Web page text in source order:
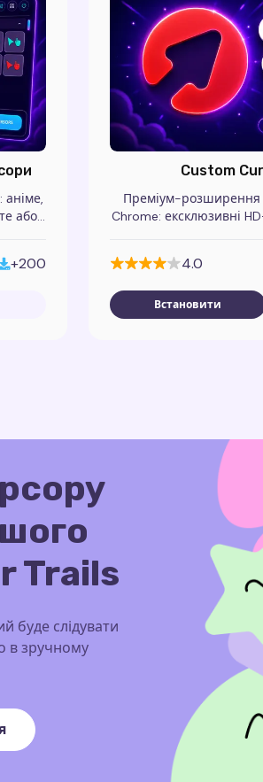
аніме,
або
+200
Custom
Преміум-розширення
Chrome: ексклюзивні
4.0
Встановити
Trails
буде слідувати
в зручному